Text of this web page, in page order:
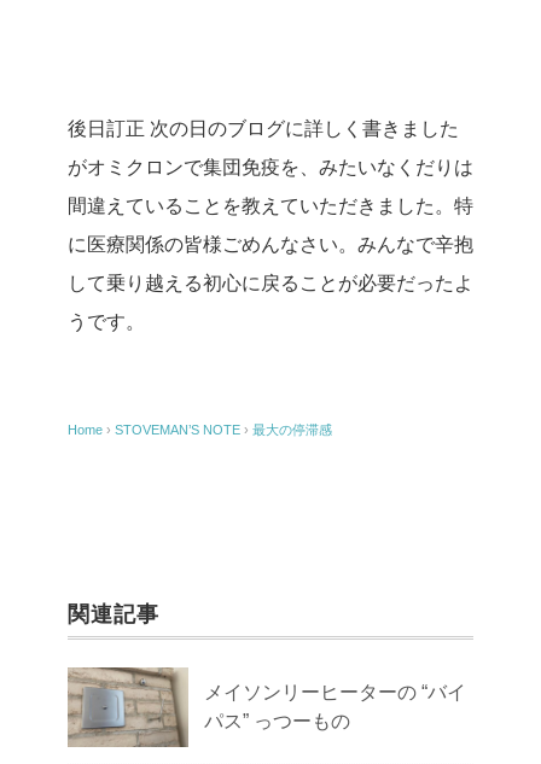
後日訂正 次の日のブログに詳しく書きました
がオミクロンで集団免疫を、みたいなくだりは
間違えていることを教えていただきました。特
に医療関係の皆様ごめんなさい。みんなで辛抱
して乗り越える初心に戻ることが必要だったよ
うです。
Home › STOVEMAN’S NOTE › 最大の停滞感
関連記事
メイソンリーヒーターの “バイ
パス” っつーもの